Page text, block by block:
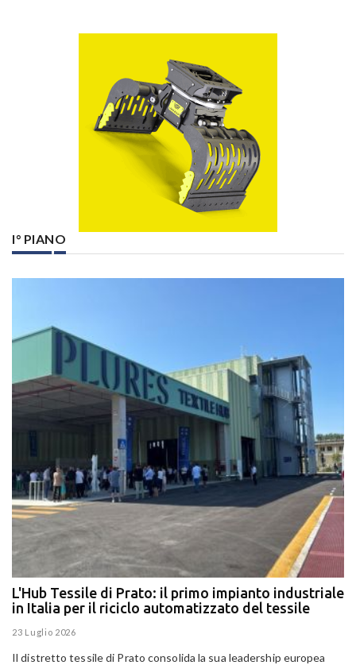
I° PIANO
L'Hub Tessile di Prato: il primo impianto industriale
in Italia per il riciclo automatizzato del tessile
23 Luglio 2026
Il distretto tessile di Prato consolida la sua leadership europea